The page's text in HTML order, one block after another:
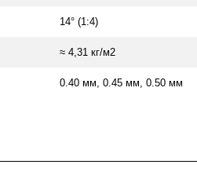
14° (1:4)
≈ 4,31 кг/м2
0.40 мм, 0.45 мм, 0.50 мм